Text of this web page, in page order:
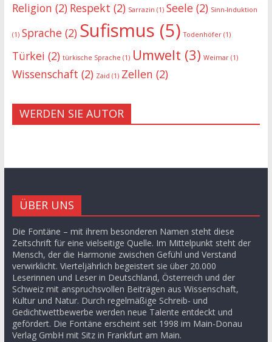
Religion (2) Respekt (2) Sarrazin (1) Seele(2) Sinn-Induktion
(1) Sprache(2) Sufismus (5) Todenhöfer(1)
Türkei (2) türkische Sprache (1) Umwelt (3) Weimar(1)
Wissenschaft (2) Zaid (1) Zellen (2)
WERDEN SIE AUTOR
ÜBER UNS
Die Fontäne – mit ihrem besonderen Namen steht diese
Zeitschrift für eine vielseitige Quelle. Im Mittelpunkt steht der
Mensch, der die Harmonie zwischen Gefühl und Verstand
verwirklicht. Vierteljährlich begeistert sie über 20.000
Leserinnen und Leser in Deutschland, Österreich und der
Schweiz mit anspruchsvollen Beiträgen aus Wissenschaft,
Kultur und Natur. Durch regelmäßige Schreib- und
Gedichtwettbewerbe werden neue Talente entdeckt und
gefördert. Die Fontäne erscheint seit 1998 im Main-Donau
Verlag GmbH mit Sitz in Frankfurt am Main.